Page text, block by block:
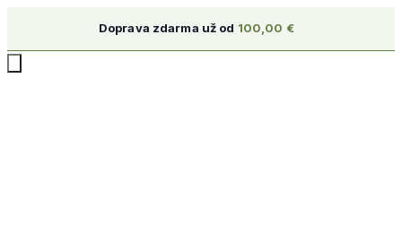
Doprava zdarma už od 100,00 €